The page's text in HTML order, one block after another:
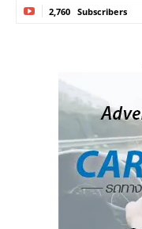
2,760 Subscribers